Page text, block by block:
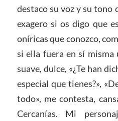
destaco su voz y su tono
exagero si os digo que
oníricas que conozco,
si ella fuera en sí misma
suave, dulce, «¿Te han
especial que tienes?»,
todo», me contesta,
Cercanías. Mi